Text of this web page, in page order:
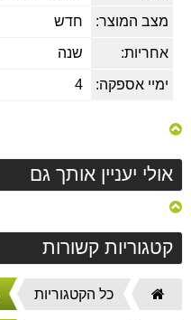
מצב המוצר: חדש
אחריות: שנה
ימיי אספקה:
אולי יעניין אותך גם
קטגוריות קשורות
דף
הבית
כל הקטגוריות